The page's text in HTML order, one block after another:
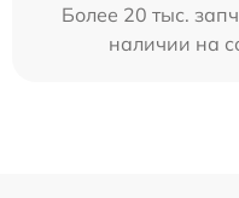
Более 20 тыс.
наличии на